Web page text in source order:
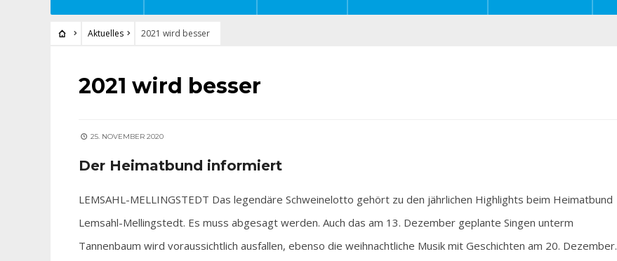
Aktuelles 2021 wird besser
AKTUELLES
2021 wird besser
25. NOVEMBER 2020
Der Heimatbund informiert
LEMSAHL-MELLINGSTEDT Das legendäre Schweinelotto gehört zu den jährlichen Highlights beim Heimatbund
Lemsahl-Mellingstedt. Es muss abgesagt werden. Auch das am 13. Dezember geplante Singen unterm
Tannenbaum wird voraussichtlich ausfallen, ebenso die weihnachtliche Musik mit Geschichten am 20. Dezember.